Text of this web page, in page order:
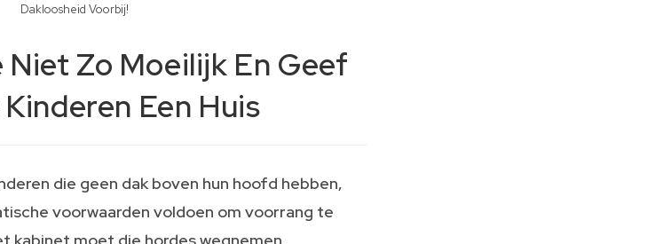
Dakloosheid Voorbij!
Zo Moeilijk En Geef
Een Huis
die geen dak boven hun hoofd hebben,
voorwaarden voldoen om voorrang te
kabinet moet die hordes wegnemen,